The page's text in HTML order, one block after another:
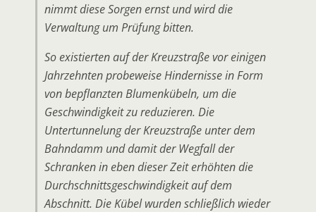
nimmt diese Sorgen ernst und wird die
Verwaltung um Prüfung bitten.
So existierten auf der Kreuzstraße vor einigen
Jahrzehnten probeweise Hindernisse in Form
von bepflanzten Blumenkübeln, um die
Geschwindigkeit zu reduzieren. Die
Untertunnelung der Kreuzstraße unter dem
Bahndamm und damit der Wegfall der
Schranken in eben dieser Zeit erhöhten die
Durchschnittsgeschwindigkeit auf dem
Abschnitt. Die Kübel wurden schließlich wieder